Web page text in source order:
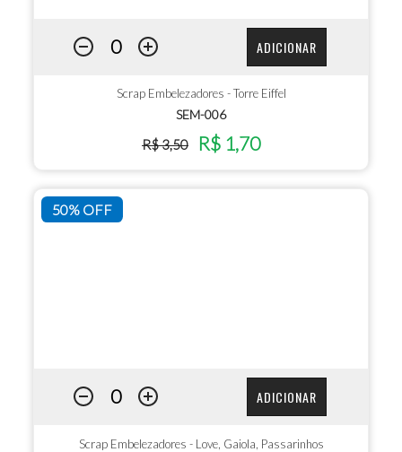
ADICIONAR
Scrap Embelezadores - Torre Eiffel
SEM-006
R$ 3,50 R$ 1,70
50% OFF
ADICIONAR
Scrap Embelezadores - Love, Gaiola, Passarinhos